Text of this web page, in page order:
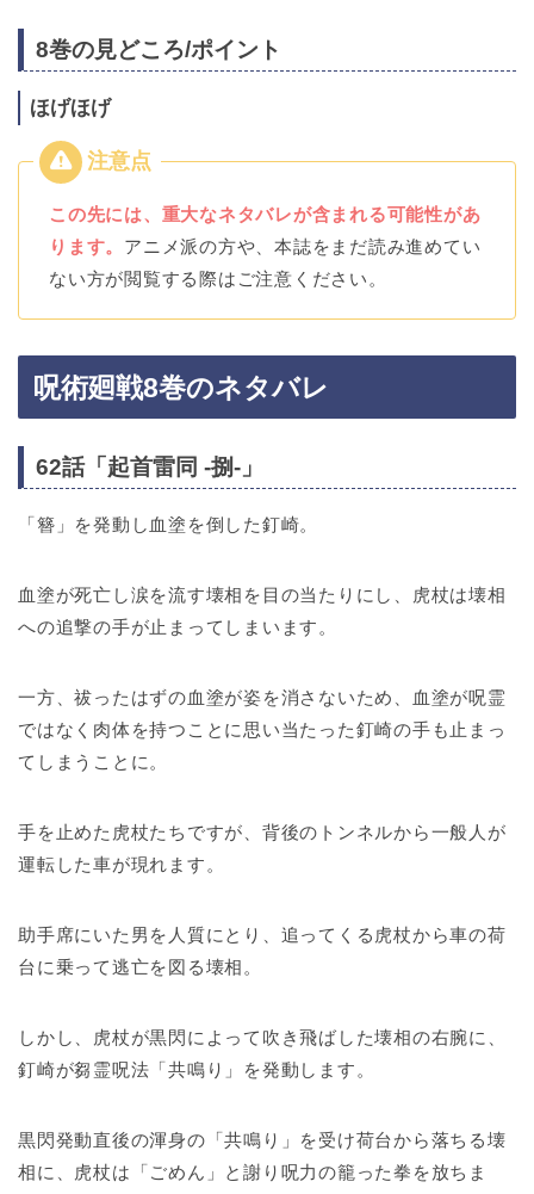
8巻の見どころ/ポイント
ほげほげ
この先には、重大なネタバレが含まれる可能性があ
ります。 アニメ派の方や、本誌をまだ読み進めてい
ない方が閲覧する際はご注意ください。
呪術廻戦8巻のネタバレ
62話「起首雷同 -捌-」
「簪」を発動し血塗を倒した釘崎。
血塗が死亡し涙を流す壊相を目の当たりにし、虎杖は壊相
への追撃の手が止まってしまいます。
一方、祓ったはずの血塗が姿を消さないため、血塗が呪霊
ではなく肉体を持つことに思い当たった釘崎の手も止まっ
てしまうことに。
手を止めた虎杖たちですが、背後のトンネルから一般人が
運転した車が現れます。
助手席にいた男を人質にとり、追ってくる虎杖から車の荷
台に乗って逃亡を図る壊相。
しかし、虎杖が黒閃によって吹き飛ばした壊相の右腕に、
釘崎が芻霊呪法「共鳴り」を発動します。
黒閃発動直後の渾身の「共鳴り」を受け荷台から落ちる壊
相に、虎杖は「ごめん」と謝り呪力の籠った拳を放ちま